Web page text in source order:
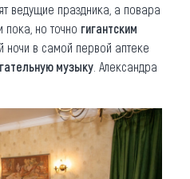
ведущие праздника, а повара
пока, но точно гигантским
ночи в самой первой аптеке
музыку . Александра